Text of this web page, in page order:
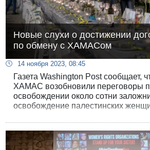
Новые слухи о достижении
по обмену с ХАМАСом
14 ноября 2023, 08:45
Газета Washington Post сообщает,
ХАМАС возобновили переговоры
освобождении около сотни
освобождение палестинских
тюрьмах.